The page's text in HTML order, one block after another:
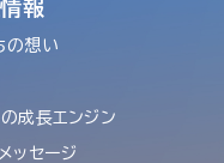
報
の想い
成長エンジン
ッセージ